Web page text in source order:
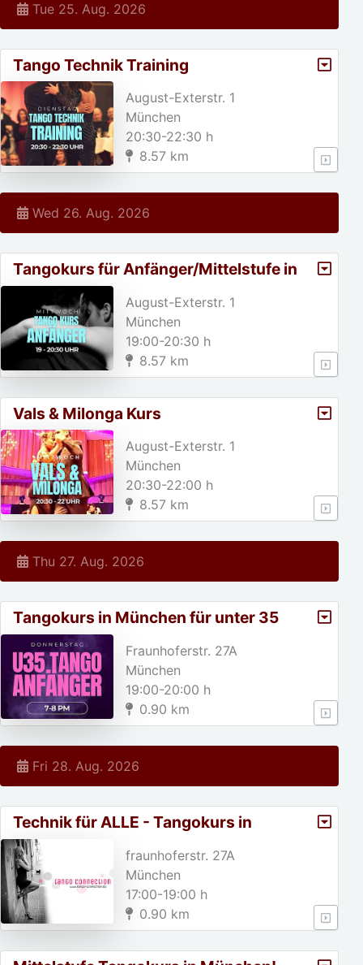
Tue 25. Aug. 2026
Tango Technik Training
August-Exterstr. 1
München
20:30-22:30 h
8.57 km
Wed 26. Aug. 2026
Tangokurs für Anfänger/Mittelstufe in
München
August-Exterstr. 1
München
19:00-20:30 h
8.57 km
Vals & Milonga Kurs
August-Exterstr. 1
München
20:30-22:00 h
8.57 km
Thu 27. Aug. 2026
Tangokurs in München für unter 35
jährige!
Fraunhoferstr. 27A
München
19:00-20:00 h
0.90 km
Fri 28. Aug. 2026
Technik für ALLE - Tangokurs in
München
fraunhoferstr. 27A
München
17:00-19:00 h
0.90 km